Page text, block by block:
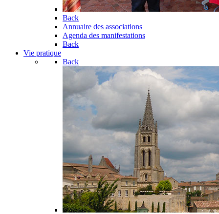
Back
Annuaire des associations
Agenda des manifestations
Back
Vie pratique
Back